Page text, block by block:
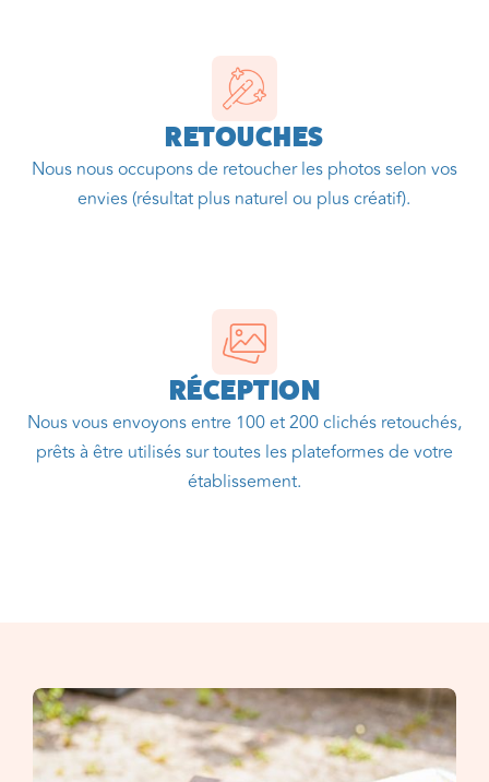
RETOUCHES
Nous nous occupons de retoucher les photos selon vos
envies (résultat plus naturel ou plus créatif).
RÉCEPTION
Nous vous envoyons entre 100 et 200 clichés retouchés,
prêts à être utilisés sur toutes les plateformes de votre
établissement.